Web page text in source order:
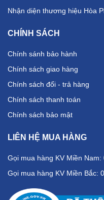
Nhận diện thương hiệu Hòa
CHÍNH SÁCH
Chính sánh bảo hành
Chính sách giao hàng
Chính sách đổi - trả hàng
Chính sách thanh toán
Chính sách bảo mật
LIÊN HỆ MUA HÀNG
Gọi mua hàng KV Miền
Gọi mua hàng KV Miền Bắc: